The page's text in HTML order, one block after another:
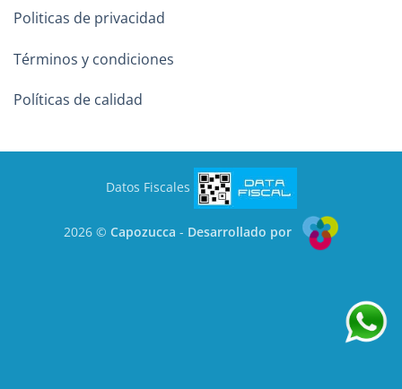
Politicas de privacidad
Términos y condiciones
Políticas de calidad
Datos Fiscales
2026 © Capozucca - Desarrollado por